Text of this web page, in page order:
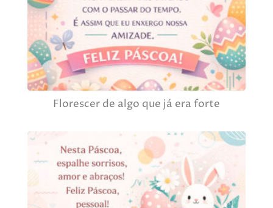
Florescer de algo que já era forte